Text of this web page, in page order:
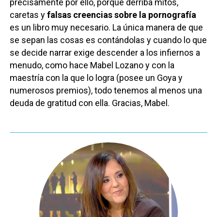
precisamente por ello, porque derriba mitos,
caretas yfalsas creencias sobre la pornografía
es un libro muy necesario. La única manera de que
se sepan las cosas es contándolas y cuando lo que
se decide narrar exige descender a los infiernos a
menudo, como hace Mabel Lozano y con la
maestría con la que lo logra (posee un Goya y
numerosos premios), todo tenemos al menos una
deuda de gratitud con ella. Gracias, Mabel.
Castilla-La